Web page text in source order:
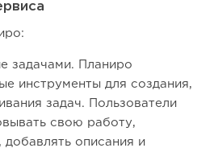
задачами. Планиро
инструменты для создания,
задач. Пользователи
свою работу,
добавлять описания и